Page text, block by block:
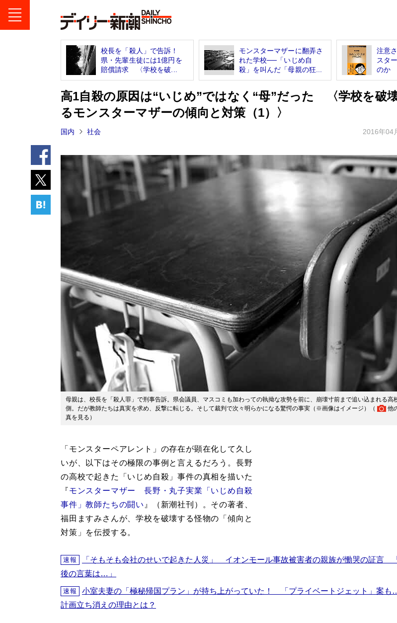
校長を「殺人」で告訴！
県・先輩生徒には1億円を
賠償請求 〈学校を破...
モンスターマザーに翻弄さ
れた学校──「いじめ自
殺」を叫んだ「母親の狂...
注意
スタ
のか
高1自殺の原因は“いじめ”ではなく“母”だった 〈学校を破
るモンスターマザーの傾向と対策（1）〉
国内 社会 2016年04
母親は、校長を「殺人罪」で刑事告訴。県会議員、マスコミも加わっての執拗な攻勢を前に、崩壊寸前まで追い込まれる高
側。だが教師たちは真実を求め、反撃に転じる。そして裁判で次々明らかになる驚愕の事実（※画像はイメージ）（
他
真を見る ）
「モンスターペアレント」の存在が顕在化して久し
いが、以下はその極限の事例と言えるだろう。長野
の高校で起きた「いじめ自殺」事件の真相を描いた
『モンスターマザー 長野・丸子実業「いじめ自殺
事件」教師たちの闘い 』（新潮社刊）。その著者、
福田ますみさんが、学校を破壊する怪物の「傾向と
対策」を伝授する。
速報
「そもそも会社のせいで起きた人災」 イオンモール事故被害者の親族が慟哭の証言
後の言葉は…」
速報
小室夫妻の「極秘帰国プラン」が持ち上がっていた！ 「プライベートジェット」案
計画立ち消えの理由とは？